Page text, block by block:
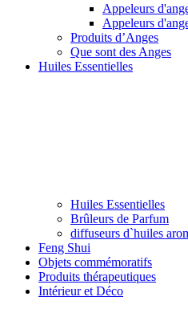
Appeleurs
Appeleurs
Produits d’Anges
Que sont des Anges
Huiles Essentielles
Huiles Essentielles
Brûleurs de Parfum
diffuseurs d`huiles
Feng Shui
Objets commémoratifs
Produits thérapeutiques
Intérieur et Déco